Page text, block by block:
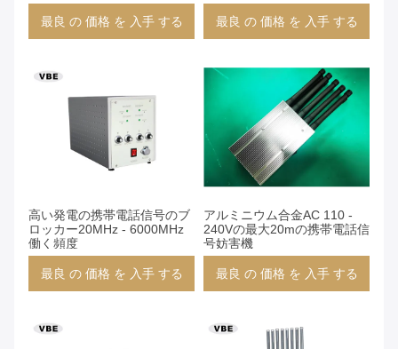
最良 の 価格 を 入手 する 最良 の 価格 を 入手 する
高い発電の携帯電話信号のブ
ロッカー20MHz - 6000MHz
働く頻度
最良 の 価格 を 入手 する
アルミニウム合金AC 110 -
240Vの最大20mの携帯電話信
号妨害機
最良 の 価格 を 入手 する